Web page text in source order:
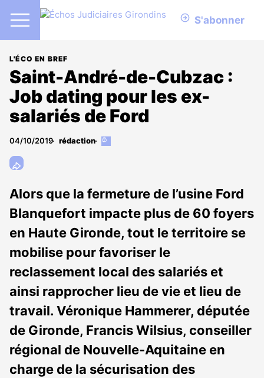
S'abonner
L'ÉCO EN BREF
Saint-André-de-Cubzac :
Job dating pour les ex-
salariés de Ford
04/10/2019 rédaction
Cet
abonnés
Alors que la fermeture de l’usine Ford
Blanquefort impacte plus de 60 foyers
en Haute Gironde, tout le territoire se
mobilise pour favoriser le
reclassement local des salariés et
ainsi rapprocher lieu de vie et lieu de
travail. Véronique Hammerer, députée
de Gironde, Francis Wilsius, conseiller
régional de Nouvelle-Aquitaine en
charge de la sécurisation des